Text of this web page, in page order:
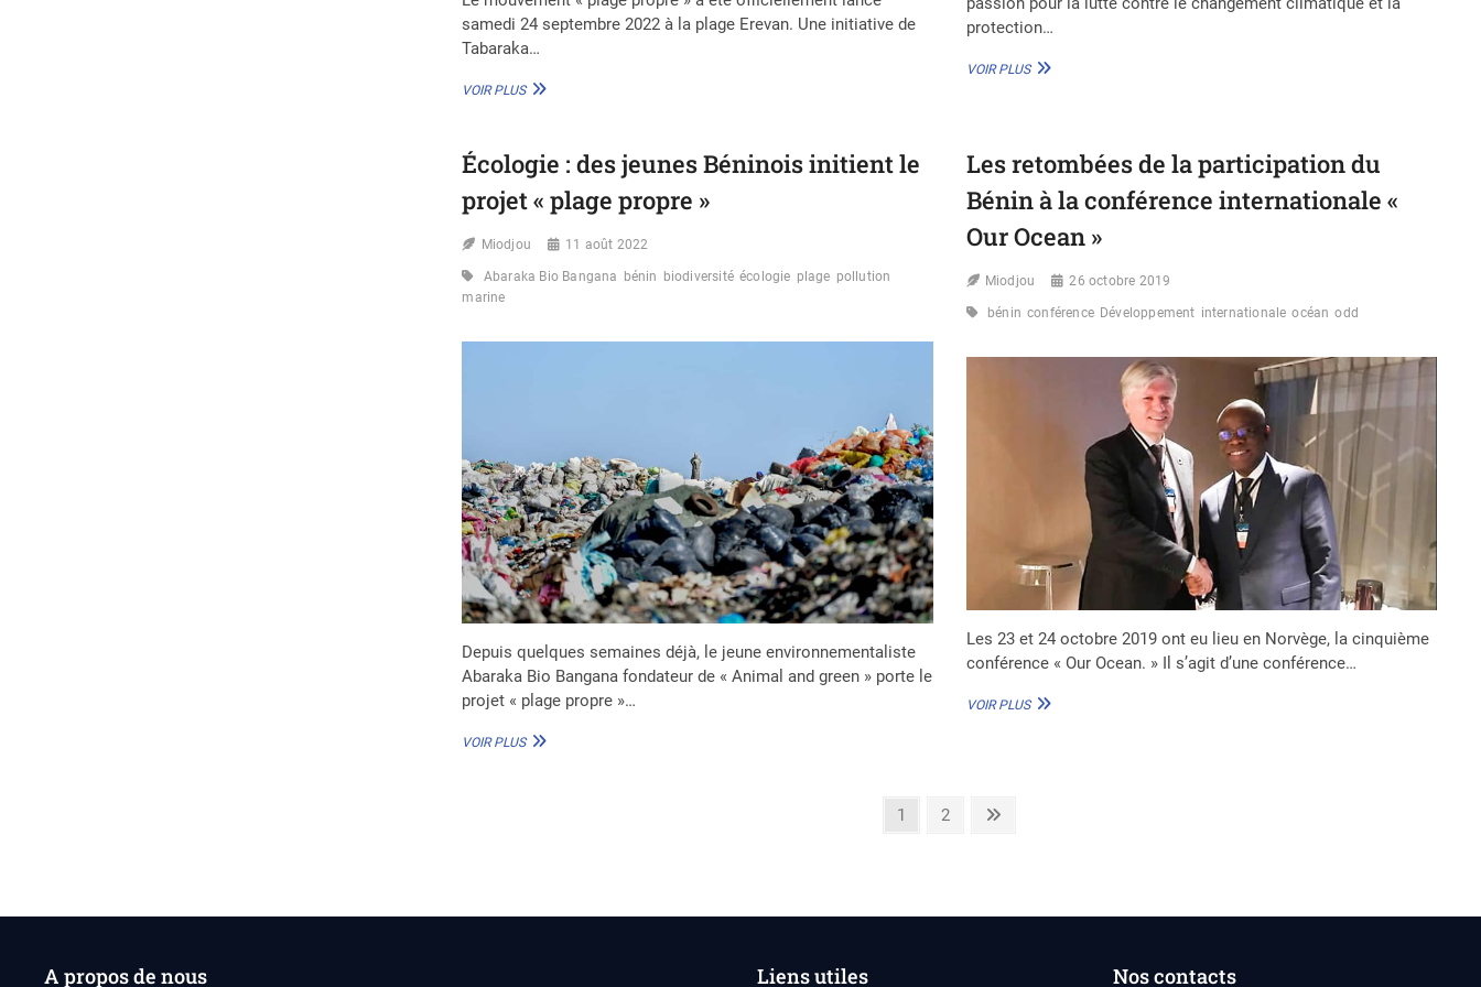
samedi 24 septembre 2022 à la plage Erevan. Une initiative de
Tabaraka…
VOIR PLUSTABARAKA
OFFICIELLEMENT
MOUVEMENT
PROPRE »
protection…
VOIR PLUS«
JEUNESSE
PRÉSERVER
DE
»,
BIO
Écologie : des jeunes Béninois initient le
projet « plage propre »
Miodjou 11 août 2022
Abaraka Bio Bangana bénin biodiversité écologie plage pollution
marine
Depuis quelques semaines déjà, le jeune environnementaliste
Abaraka Bio Bangana fondateur de « Animal and green » porte le
projet « plage propre »…
VOIR PLUSÉCOLOGIE
PLAGE
Les retombées de la participation du
Bénin à la conférence internationale «
Our Ocean »
Miodjou 26 octobre 2019
bénin conférence Développement internationale océan odd
Les 23 et 24 octobre 2019 ont eu lieu en Norvège, la cinquième
conférence « Our Ocean. » Il s’agit d’une conférence…
VOIR PLUSLES
«
Page
1 Page
2
A propos de nous Liens utiles Nos contacts